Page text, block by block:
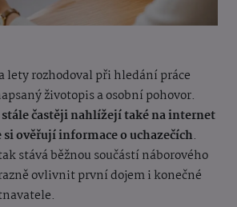
lety rozhodoval při hledání práce
životopis a osobní pohovor.
častěji nahlížejí také na internet
ověřují informace o uchazečích.
stává běžnou součástí náborového
ovlivnit první dojem i konečné